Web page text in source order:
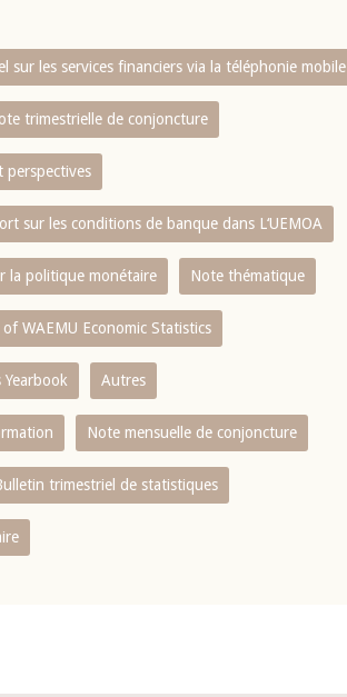
sur les services financiers via la téléphonie mobile
trimestrielle de conjoncture
perspectives
sur les conditions de banque dans L‘UEMOA
la politique monétaire Note thématique
WAEMU Economic Statistics
Yearbook Autres
Note mensuelle de conjoncture
trimestriel de statistiques